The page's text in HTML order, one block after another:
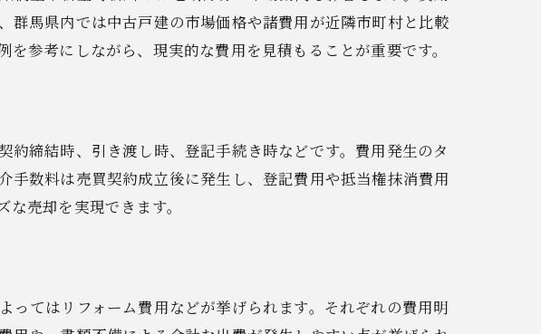
可能項目
追加費用
め方
の基本手順
と流れ
コツ紹介
馬県内では中古戸建の市場価格や諸費用が近隣市町村と比較
参考にしながら、現実的な費用を見積もることが重要です。
締結時、引き渡し時、登記手続き時などです。費用発生のタ
数料は売買契約成立後に発生し、登記費用や抵当権抹消費用
売却を実現できます。
てはリフォーム費用などが挙げられます。それぞれの費用明